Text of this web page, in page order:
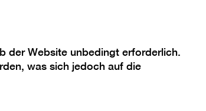
der Website unbedingt erforderlich.
was sich jedoch auf die